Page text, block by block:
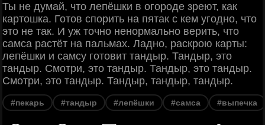
Ты не думай, что лепёшки в огороде зреют, как
картошка. Готов спорить на пятак с кем угодно, что
это не так. И уж точно ненормально верить, что
самса растёт на пальмах. Ладно, раскрою карты:
лепёшки и самсу готовит тандыр. Тандыр, это
тандыр. Смотри, это тандыр. Тандыр, это тандыр.
Смотри, это тандыр. Тандыр, тандыр, тандыр.
#пекарь #тандыр #лепёшки #самса #выпечка